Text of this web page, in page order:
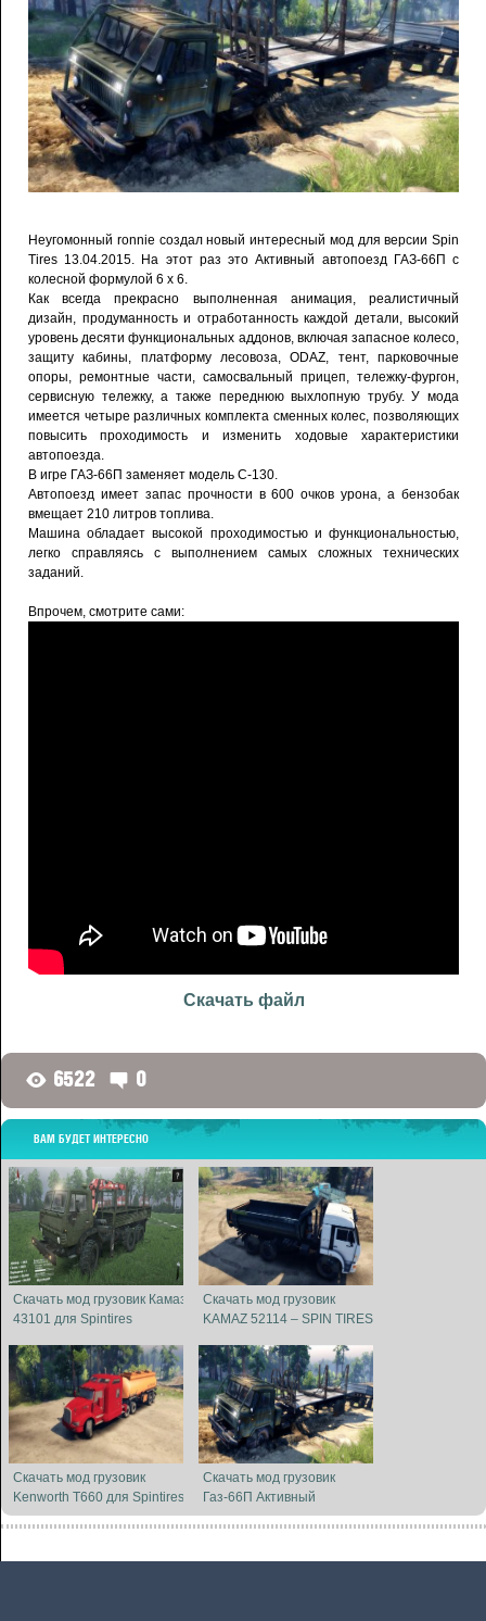
Неугомонный ronnie создал новый интересный мод для версии Spin
Tires 13.04.2015. На этот раз это Активный автопоезд ГАЗ-66П с
колесной формулой 6 х 6.
Как всегда прекрасно выполненная анимация, реалистичный
дизайн, продуманность и отработанность каждой детали, высокий
уровень десяти функциональных аддонов, включая запасное колесо,
защиту кабины, платформу лесовоза, ODAZ, тент, парковочные
опоры, ремонтные части, самосвальный прицеп, тележку-фургон,
сервисную тележку, а также переднюю выхлопную трубу. У мода
имеется четыре различных комплекта сменных колес, позволяющих
повысить проходимость и изменить ходовые характеристики
автопоезда.
В игре ГАЗ-66П заменяет модель С-130.
Автопоезд имеет запас прочности в 600 очков урона, а бензобак
вмещает 210 литров топлива.
Машина обладает высокой проходимостью и функциональностью,
легко справляясь с выполнением самых сложных технических
заданий.
Впрочем, смотрите сами:
Скачать файл
G 6522 D 0
ВАМ БУДЕТ ИНТЕРЕСНО
Скачать мод грузовик Камаз
43101 для Spintires
Скачать мод грузовик
KAMAZ 52114 – SPIN TIRES
Скачать мод грузовик
Kenworth T660 для Spintires
13.04.15+
Скачать мод грузовик
Газ-66П Активный
автопоезд (6x6) для